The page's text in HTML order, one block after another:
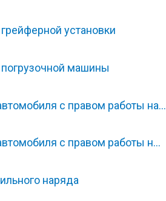
установки
машины
с правом работы на…
с правом работы н…
наряда